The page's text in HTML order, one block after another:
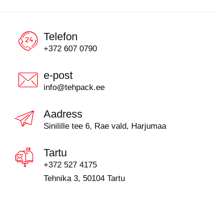
Telefon
+372 607 0790
e-post
info@tehpack.ee
Aadress
Sinilille tee 6, Rae vald, Harjumaa
Tartu
+372 527 4175
Tehnika 3, 50104 Tartu